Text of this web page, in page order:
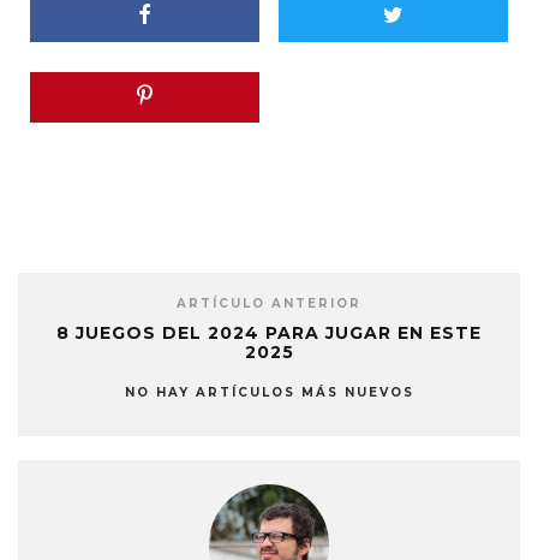
ARTÍCULO ANTERIOR
8 JUEGOS DEL 2024 PARA JUGAR EN ESTE
2025
NO HAY ARTÍCULOS MÁS NUEVOS